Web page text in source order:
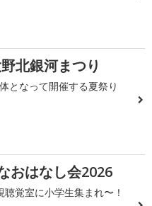
北銀河まつり
となって開催する夏祭り
おはなし会2026
聴覚室に小学生集まれ〜！